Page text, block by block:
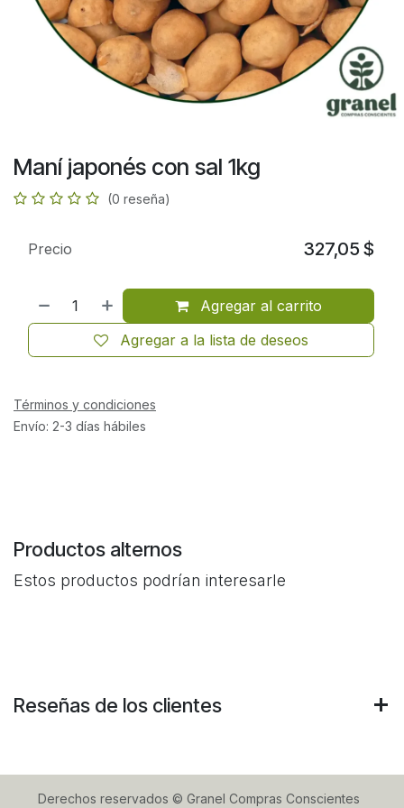
Maní japonés con sal 1kg
(0 reseña)
Agregar al carrito
Agregar a la lista de deseos
Precio 327,05 $
Términos y condiciones
Envío: 2-3 días hábiles
Productos alternos
Estos productos podrían interesarle
Reseñas de los clientes
Derechos reservados © Granel Compras Conscientes